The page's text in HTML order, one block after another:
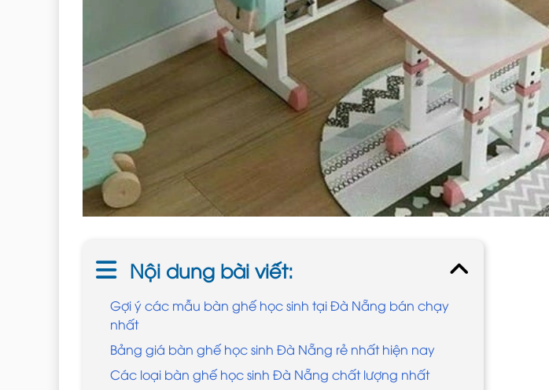
Nội dung bài viết:
Gợi ý các mẫu bàn ghế học sinh tại Đà Nẵng bán chạy
nhất
Bảng giá bàn ghế học sinh Đà Nẵng rẻ nhất hiện nay
Các loại bàn ghế học sinh Đà Nẵng chất lượng nhất